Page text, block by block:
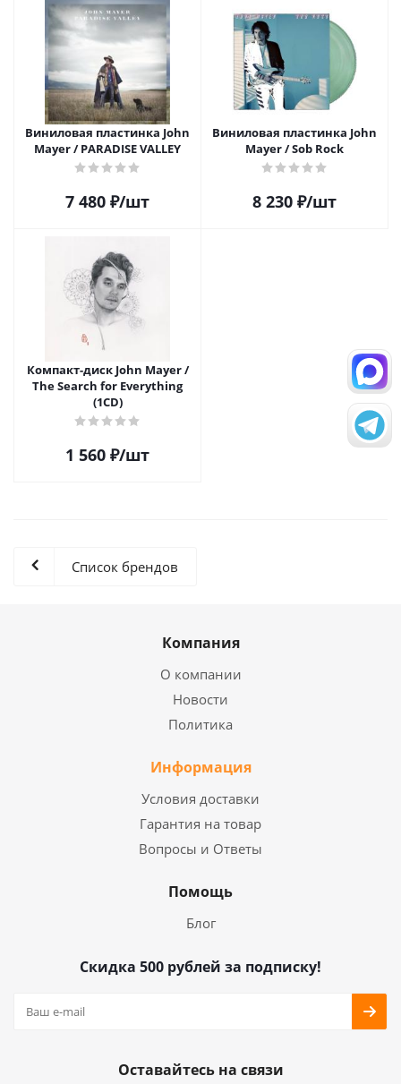
Виниловая пластинка John
Mayer / PARADISE VALLEY
7 480 ₽/шт
Виниловая пластинка John
Mayer / Sob Rock
8 230 ₽/шт
Компакт-диск John Mayer /
The Search for Everything
(1CD)
1 560 ₽/шт
Список брендов
Компания
О компании
Новости
Политика
Информация
Условия доставки
Гарантия на товар
Вопросы и Ответы
Помощь
Блог
Скидка 500 рублей за подписку!
Оставайтесь на связи